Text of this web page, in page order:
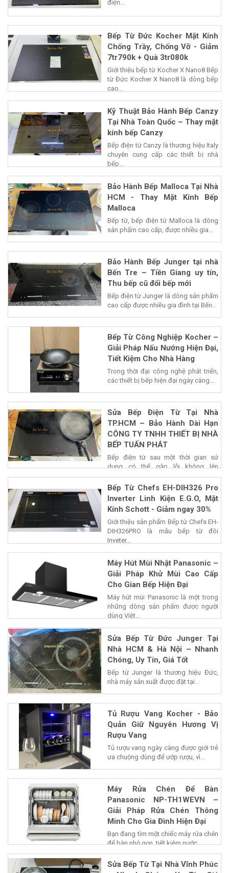
điện...
Bếp Từ Đức Kocher Mặt Kính
Chống Trầy, Chống Vỡ - Giảm
7tr790k + Quà 3tr080k
Giới thiệu bếp từ Kocher X Nano8 Bếp
từ Đức Kocher X Nano8 là dòng bếp
cao...
Kỹ Thuật Bảo Hành Bếp Canzy
Tại Nhà Toàn Quốc – Thay mặt
kính bếp Canzy
Bếp điện từ Canzy là thương hiệu Italy
chuyên cung cấp các thiết bị nhà
bếp...
Bảo Hành Bếp Malloca Tại Nhà
HCM - Thay Mặt Kính Bếp
Malloca
Bếp từ, bếp điện từ Malloca là dòng
sản phẩm cao cấp, được nhiều gia...
Bảo Hành Bếp Junger tại nhà
Bến Tre – Tiền Giang uy tín,
Thu bếp cũ đổi bếp mới
Bếp điện từ Junger là dòng sản phẩm
cao cấp được nhiều gia đình tại Bến...
Bếp Từ Công Nghiệp Kocher –
Giải Pháp Nấu Nướng Hiện Đại,
Tiết Kiệm Cho Nhà Hàng
Trong thời đại công nghệ phát triển,
các thiết bị bếp hiện đại ngày càng...
Sửa Bếp Điện Từ Tại Nhà
TP.HCM – Bảo Hành Dài Hạn
CÔNG TY TNHH THIẾT BỊ NHÀ
BẾP TUẤN PHÁT
Bếp điện từ sau một thời gian sử
dụng có thể gặp lỗi không lên
nguồn,...
Bếp Từ Chefs EH-DIH326 Pro
Inverter Linh Kiện E.G.O, Mặt
Kính Schott - Giảm ngay 30%
Giới thiệu sản phẩm Bếp từ Chefs EH-
DIH326PRO là mẫu bếp từ đôi
Inveter...
Máy Hút Mùi Nhật Panasonic –
Giải Pháp Khử Mùi Cao Cấp
Cho Gian Bếp Hiện Đại
Máy hút mùi Panasonic là một trong
những dòng sản phẩm được người
dùng Việt...
Sửa Bếp Từ Đức Junger Tại
Nhà HCM & Hà Nội – Nhanh
Chóng, Uy Tín, Giá Tốt
Bếp từ Junger là thương hiệu Đức,
nhà máy sản xuất được đặt tại...
Tủ Rượu Vang Kocher - Bảo
Quản Giữ Nguyên Hương Vị
Rượu Vang
Tủ rượu vang ngày càng được giới trẻ
ưa chuộng dùng để ướp rượu, vì...
Máy Rửa Chén Để Bàn
Panasonic NP-TH1WEVN –
Giải Pháp Rửa Chén Thông
Minh Cho Gia Đình Hiện Đại
Bạn đang tìm một chiếc máy rửa chén
để bàn nhỏ gọn, tiết kiệm nước...
Sửa Bếp Từ Tại Nhà Vĩnh Phúc